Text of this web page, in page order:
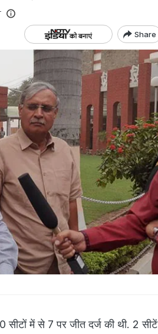
Share
सीटों में से 7 पर जीत दर्ज की थी. 2 सीटें